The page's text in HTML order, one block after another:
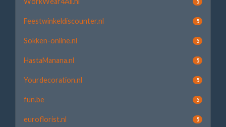
Feestwinkeldiscounter.nl 5
Sokken-online.nl 5
HastaManana.nl 5
Yourdecoration.nl 5
fun.be 5
euroflorist.nl 5